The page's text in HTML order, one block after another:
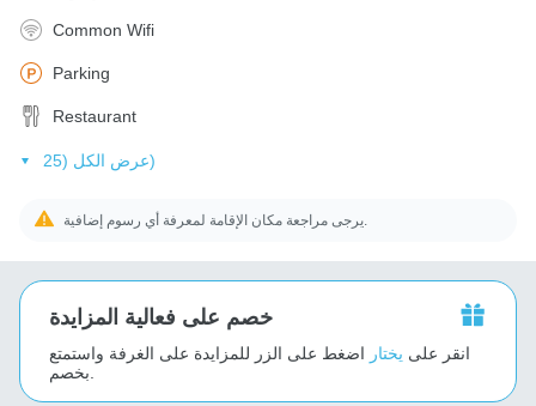
Common Wifi
Parking
Restaurant
عرض الكل (25)
خصم على فعالية المزايدة
انقر على يختار اضغط على الزر للمزايدة على الغرفة واستمتع